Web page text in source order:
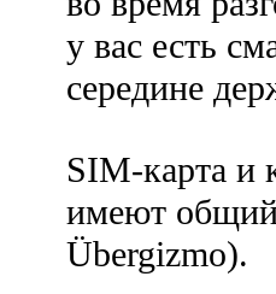
у вас есть
середине
SIM-карта и
имеют
Übergizmo).